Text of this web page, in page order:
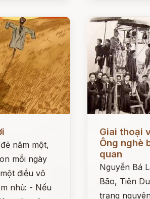
năm một,
mỗi ngày
điều vô
nhủ: - Nếu
Giai thoại
Ông nghè
quan
Nguyễn Bá
Bão, Tiên
trạng